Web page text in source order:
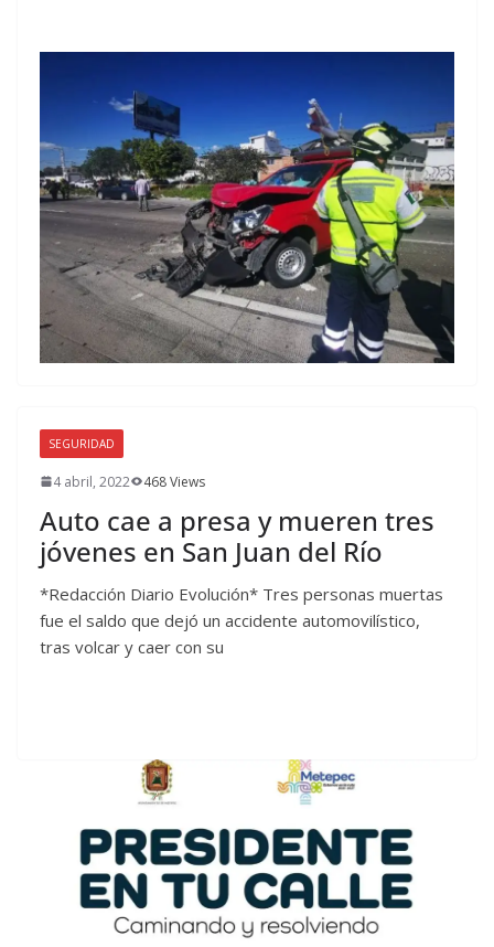
SEGURIDAD
4 abril, 2022 468 Views
Auto cae a presa y mueren tres
jóvenes en San Juan del Río
*Redacción Diario Evolución* Tres personas muertas
fue el saldo que dejó un accidente automovilístico,
tras volcar y caer con su